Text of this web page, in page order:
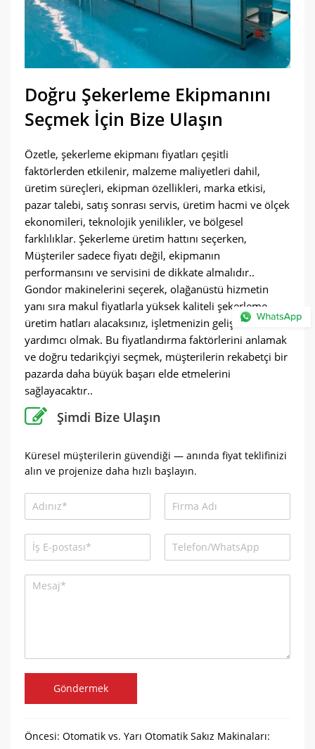
Doğru Şekerleme Ekipmanını
Seçmek İçin Bize Ulaşın
Özetle, şekerleme ekipmanı fiyatları çeşitli
faktörlerden etkilenir, malzeme maliyetleri dahil,
üretim süreçleri, ekipman özellikleri, marka etkisi,
pazar talebi, satış sonrası servis, üretim hacmi ve ölçek
ekonomileri, teknolojik yenilikler, ve bölgesel
farklılıklar. Şekerleme üretim hattını seçerken,
Müşteriler sadece fiyatı değil, ekipmanın
performansını ve servisini de dikkate almalıdır..
Gondor makinelerini seçerek, olağanüstü hizmetin
yanı sıra makul fiyatlarla yüksek kaliteli şekerleme
üretim hatları alacaksınız, işletmenizin gelişmesine
yardımcı olmak. Bu fiyatlandırma faktörlerini anlamak
ve doğru tedarikçiyi seçmek, müşterilerin rekabetçi bir
pazarda daha büyük başarı elde etmelerini
sağlayacaktır..
Şimdi Bize Ulaşın
Küresel müşterilerin güvendiği — anında fiyat teklifinizi
alın ve projenize daha hızlı başlayın.
Göndermek
Öncesi: Otomatik vs. Yarı Otomatik Sakız Makinaları: